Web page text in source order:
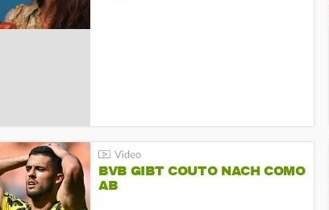
BVB GIBT COUTO NACH COMO
AB